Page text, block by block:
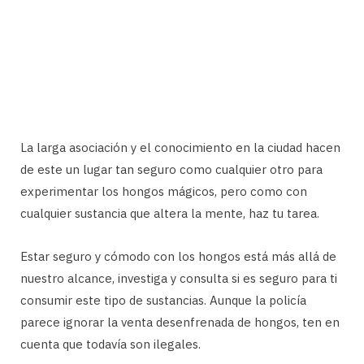
La larga asociación y el conocimiento en la ciudad hacen
de este un lugar tan seguro como cualquier otro para
experimentar los hongos mágicos, pero como con
cualquier sustancia que altera la mente, haz tu tarea.
Estar seguro y cómodo con los hongos está más allá de
nuestro alcance, investiga y consulta si es seguro para ti
consumir este tipo de sustancias. Aunque la policía
parece ignorar la venta desenfrenada de hongos, ten en
cuenta que todavía son ilegales.